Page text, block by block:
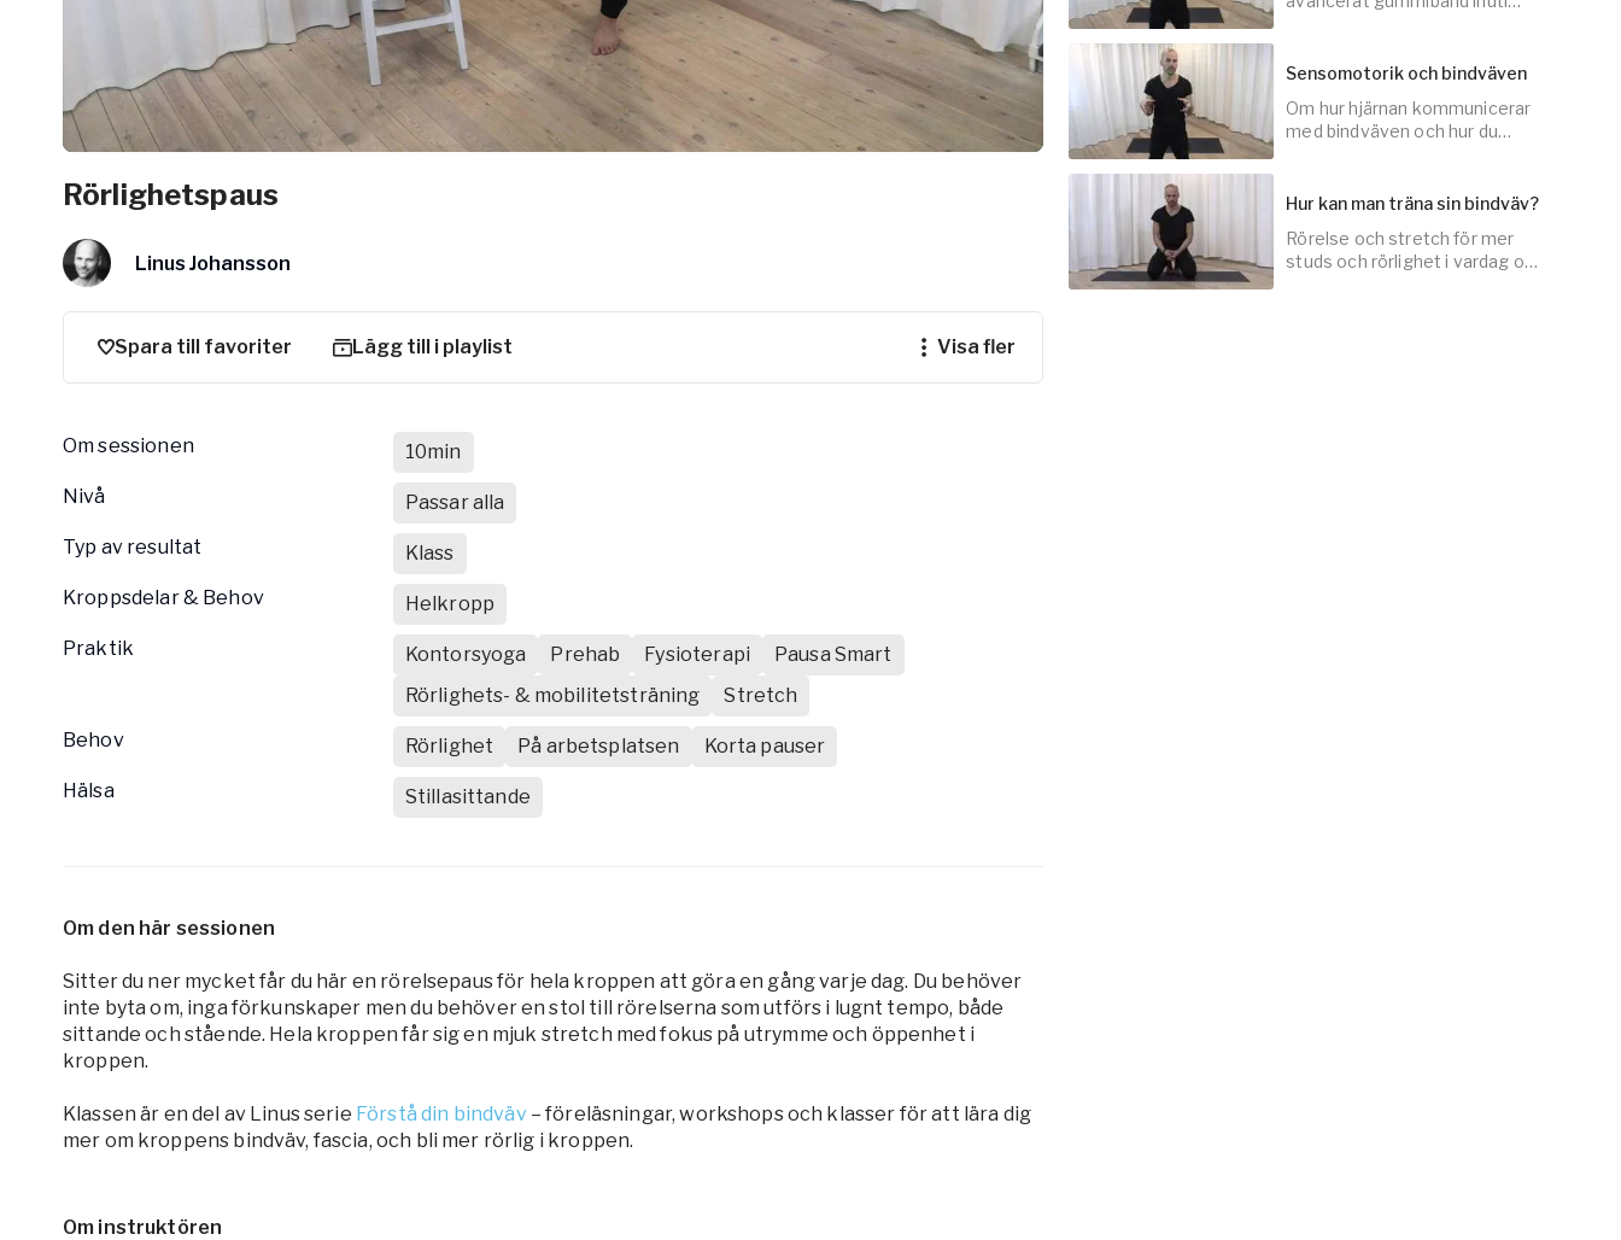
Arbetsgivare
Pausa Smart
Yogobe för yogalärare
Hotell & Konferens
Rörlighetspaus
Linus Johansson
Spara till favoriter Lägg till i playlist visa fler
Om sessionen
10min
nivå
Passar alla
Typ av resultat
Klass
Kroppsdelar & Behov
Helkropp
Praktik
Kontorsyoga Prehab Fysioterapi
Pausa Smart
Rörlighets- & mobilitetsträning
Stretch
Behov
Rörlighet På arbetsplatsen
Korta pauser
Hälsa
Stillasittande
Om den här sessionen
Sitter du ner mycket får du här en rörelsepaus för hela kroppen att göra en gång varje dag. Du behöver
inte byta om, inga förkunskaper men du behöver en stol till rörelserna som utförs i lugnt tempo, både
sittande och stående. Hela kroppen får sig en mjuk stretch med fokus på utrymme och öppenhet i
kroppen.
Klassen är en del av Linus serie Förstå din bindväv– föreläsningar, workshops och klasser för att lära dig
mer om kroppens bindväv, fascia, och bli mer rörlig i kroppen.
Om instruktören
10
15
Sensomotorik och bindväven
Om hur hjärnan kommunicerar
med bindväven och hur du
Hur kan man träna sin bindväv?
Rörelse och stretch för mer
studs och rörlighet i vardag och